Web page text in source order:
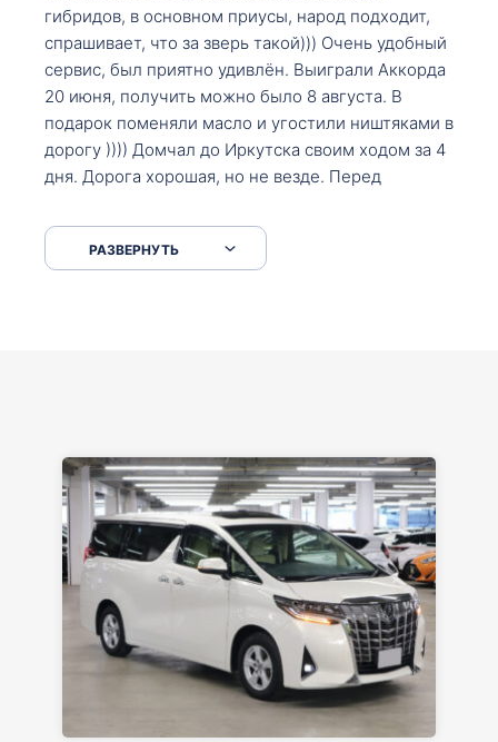
гибридов, в основном приусы, народ подходит,
спрашивает, что за зверь такой))) Очень удобный
сервис, был приятно удивлён. Выиграли Аккорда
20 июня, получить можно было 8 августа. В
подарок поменяли масло и угостили ништяками в
дорогу )))) Домчал до Иркутска своим ходом за 4
дня. Дорога хорошая, но не везде. Перед
серпантинах по пути следования.
РАЗВЕРНУТЬ